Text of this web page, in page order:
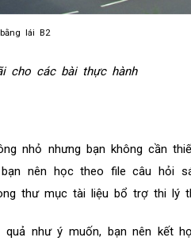
lái B2
cho các bài thực hành
nhỏ nhưng bạn không cần
nên học theo file câu hỏi
thư mục tài liệu bổ trợ thi lý
như ý muốn, bạn nên kết